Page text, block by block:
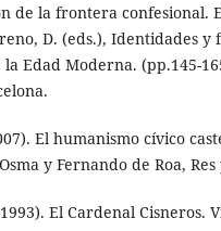
de la frontera confesional.
D. (eds.), Identidades
Edad Moderna. (pp.145-
El humanismo cívico
y Fernando de Roa,
El Cardenal Cisneros.